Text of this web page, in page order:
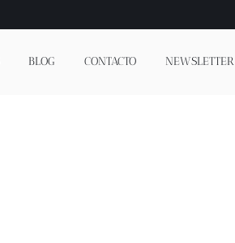
BLOG CONTACTO NEWSLETTER